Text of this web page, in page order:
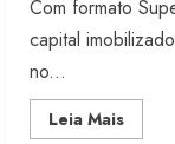
Com formato
capital
no...
Leia MaisRead
more